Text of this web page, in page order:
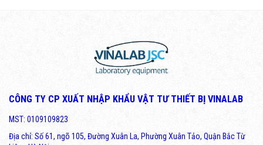
CÔNG TY CP XUẤT NHẬP KHẨU VẬT TƯ THIẾT BỊ VINALAB
MST: 0109109823
Địa chỉ: Số 61, ngõ 105, Đường Xuân La, Phường Xuân Tảo, Quận Bắc Từ